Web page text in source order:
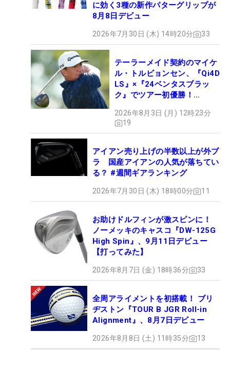
に効く3種の新作パターグリップが
8月8日デビュー
2026年7月30日 (木) 14時20分 33
テーラーメイド契約のマイケ
ル・トルビョンセン、『Qi4D
LS』×『24ベンタスブラッ
ク』でツアー初優勝！
2026年8月3日 (月) 12時23分
19
アイアン売り上げの半数以上が外ブ
ラ 国産アイアンの人気が落ちてい
る？ #週間ギアランキング
2026年7月30日 (木) 18時00分 11
お助けドルフィンが激スピンに！
ノーメッキのキャスコ『DW-125G
High Spin』、9月11日デビュー
【打ってみた】
2026年8月7日 (金) 18時36分 33
全周アライメントを初搭載！ ブリ
ヂストン『TOUR B JGR Roll-in
Alignment』、8月7日デビュー
2026年8月8日 (土) 11時35分 13